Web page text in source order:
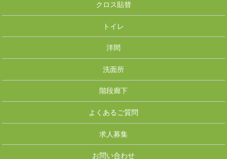
クロス貼替
トイレ
洋間
洗面所
階段廊下
よくあるご質問
求人募集
お問い合わせ